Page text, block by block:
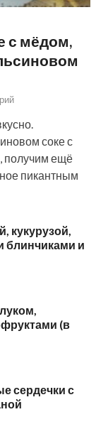
с мёдом,
соке с
получим ещё
пикантным
кукурузой,
и
(в
сердечки с